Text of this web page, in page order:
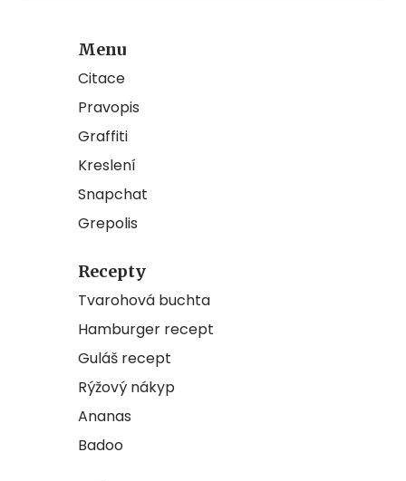
Menu
Citace
Pravopis
Graffiti
Kreslení
Snapchat
Grepolis
Recepty
Tvarohová buchta
Hamburger recept
Guláš recept
Rýžový nákyp
Ananas
Badoo